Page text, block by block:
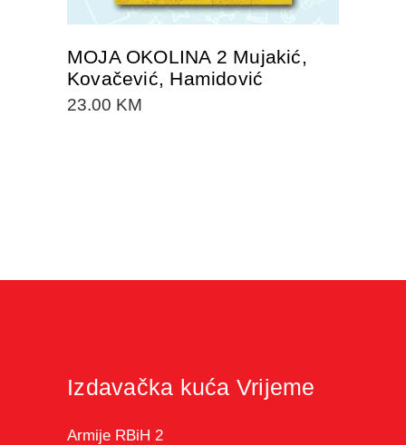
MOJA OKOLINA 2 Mujakić,
Kovačević, Hamidović
23.00 KM
Izdavačka kuća Vrijeme
Armije RBiH 2